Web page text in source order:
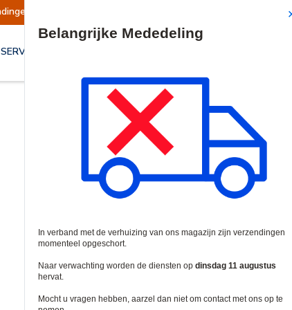
Verzendingen worden op dinsdag 11 augustus
SERVICES & OPLOSSINGEN